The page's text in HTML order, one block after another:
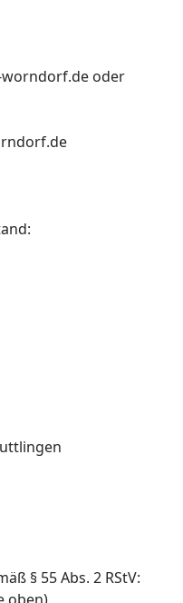
worndorf.de oder
§ 55 Abs. 2 RStV: